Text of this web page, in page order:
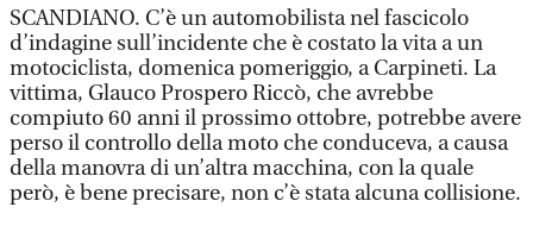
SCANDIANO. C’è un automobilista nel fascicolo
d’indagine sull’incidente che è costato la vita a un
motociclista, domenica pomeriggio, a Carpineti. La
vittima, Glauco Prospero Riccò, che avrebbe
compiuto 60 anni il prossimo ottobre, potrebbe avere
perso il controllo della moto che conduceva, a causa
della manovra di un’altra macchina, con la quale
però, è bene precisare, non c’è stata alcuna collisione.